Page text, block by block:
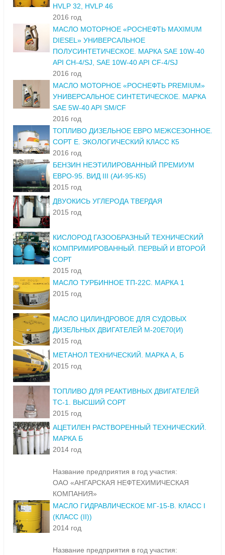
HVLP 32, HVLP 46
2016 год
МАСЛО МОТОРНОЕ «РОСНЕФТЬ MAXIMUM
DIESEL» УНИВЕРСАЛЬНОЕ
ПОЛУСИНТЕТИЧЕСКОЕ. МАРКА SAE 10W-40
API CH-4/SJ, SAE 10W-40 API CF-4/SJ
2016 год
МАСЛО МОТОРНОЕ «РОСНЕФТЬ PREMIUM»
УНИВЕРСАЛЬНОЕ СИНТЕТИЧЕСКОЕ. МАРКА
SAE 5W-40 API SM/CF
2016 год
ТОПЛИВО ДИЗЕЛЬНОЕ ЕВРО МЕЖСЕЗОННОЕ.
СОРТ Е. ЭКОЛОГИЧЕСКИЙ КЛАСС К5
2016 год
БЕНЗИН НЕЭТИЛИРОВАННЫЙ ПРЕМИУМ
ЕВРО-95. ВИД III (АИ-95-К5)
2015 год
ДВУОКИСЬ УГЛЕРОДА ТВЕРДАЯ
2015 год
КИСЛОРОД ГАЗООБРАЗНЫЙ ТЕХНИЧЕСКИЙ
КОМПРИМИРОВАННЫЙ. ПЕРВЫЙ И ВТОРОЙ
СОРТ
2015 год
МАСЛО ТУРБИННОЕ ТП-22С. МАРКА 1
2015 год
МАСЛО ЦИЛИНДРОВОЕ ДЛЯ СУДОВЫХ
ДИЗЕЛЬНЫХ ДВИГАТЕЛЕЙ М-20Е70(И)
2015 год
МЕТАНОЛ ТЕХНИЧЕСКИЙ. МАРКА А, Б
2015 год
ТОПЛИВО ДЛЯ РЕАКТИВНЫХ ДВИГАТЕЛЕЙ
ТС-1. ВЫСШИЙ СОРТ
2015 год
АЦЕТИЛЕН РАСТВОРЕННЫЙ ТЕХНИЧЕСКИЙ.
МАРКА Б
2014 год
Название предприятия в год участия:
ОАО «АНГАРСКАЯ НЕФТЕХИМИЧЕСКАЯ
КОМПАНИЯ»
МАСЛО ГИДРАВЛИЧЕСКОЕ МГ-15-В. КЛАСС I
(КЛАСС (II))
2014 год
Название предприятия в год участия: